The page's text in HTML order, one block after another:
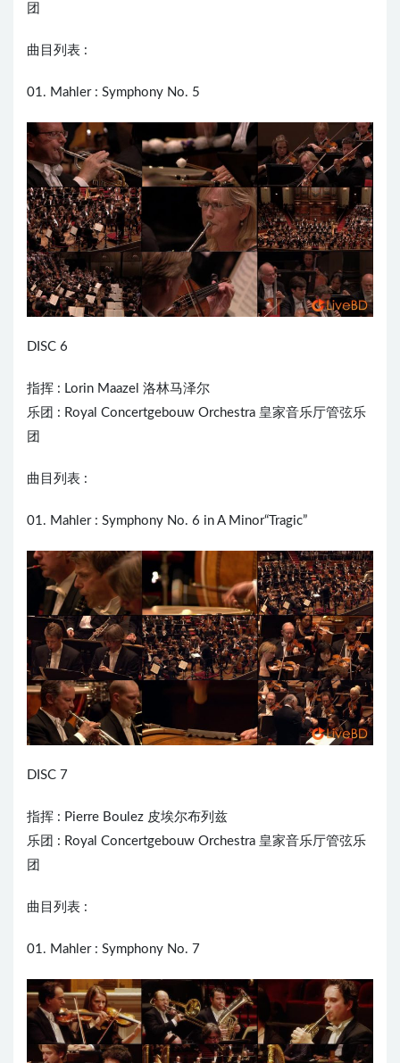
团
曲目列表 :
01. Mahler : Symphony No. 5
DISC 6
指挥 : Lorin Maazel 洛林马泽尔
乐团 : Royal Concertgebouw Orchestra 皇家音乐厅管弦乐
团
曲目列表 :
01. Mahler : Symphony No. 6 in A Minor“Tragic”
DISC 7
指挥 : Pierre Boulez 皮埃尔布列兹
乐团 : Royal Concertgebouw Orchestra 皇家音乐厅管弦乐
团
曲目列表 :
01. Mahler : Symphony No. 7